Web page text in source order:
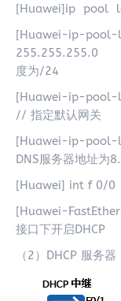
[Huawei]ip pool
[Huawei-ip-pool-
255.255.255.0 //
度为/24
[Huawei-ip-
// 指定默认网关
[Huawei-ip-
DNS服务器地址为
[Huawei] int f 0/0
[Huawei-
接口下开启DHCP
（2）DHCP 服务